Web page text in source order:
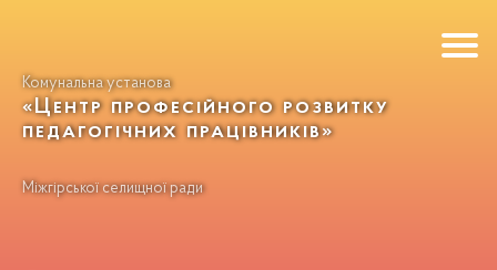
Комунальна установа
«Центр професійного розвитку
педагогічних працівників»
Міжгірської селищної ради